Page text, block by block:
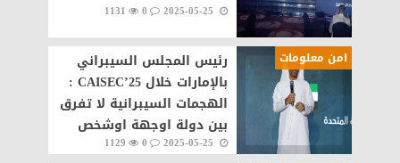
0
1131
امن معلومات
رئيس المجلس السيبراني
بالإمارات خلال CAISEC’25 :
الهجمات السيبرانية لا تفرق
بين دولة اوجهة اوشخص
0
1129